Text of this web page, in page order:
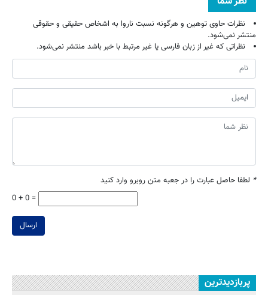
نظرات حاوی توهین و هرگونه نسبت ناروا به اشخاص حقیقی و حقوقی
منتشر نمی‌شود.
نظراتی که غیر از زبان فارسی یا غیر مرتبط با خبر باشد منتشر نمی‌شود.
* لطفا حاصل عبارت را در جعبه متن روبرو وارد کنید
0 + 0 =
ارسال
پربازدیدترین